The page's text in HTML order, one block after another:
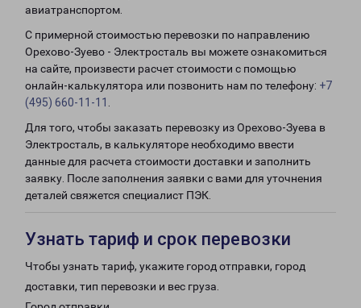
авиатранспортом.
С примерной стоимостью перевозки по направлению
Орехово-Зуево - Электросталь вы можете ознакомиться
на сайте, произвести расчет стоимости с помощью
онлайн-калькулятора или позвонить нам по телефону: +7
(495) 660-11-11
Для того, чтобы заказать перевозку из Орехово-Зуева в
Электросталь, в калькуляторе необходимо ввести
данные для расчета стоимости доставки и заполнить
заявку. После заполнения заявки с вами для уточнения
деталей свяжется специалист ПЭК.
Узнать тариф и срок перевозки
Чтобы узнать тариф, укажите город отправки, город
доставки, тип перевозки и вес груза.